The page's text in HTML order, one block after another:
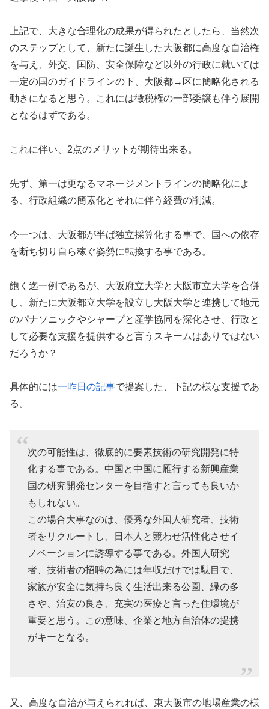
上記で、大きな合理化の成果が得られたとしたら、当然次
のステップとして、新たに誕生した大阪都に高度な自治権
を与え、外交、国防、安全保障など以外の行政に就いては
一定の国のガイドラインの下、大阪都→区に簡略化される
動きになると思う。これには徴税権の一部委譲も伴う展開
となるはずである。
これに伴い、2点のメリットが期待出来る。
先ず、第一は更なるマネージメントラインの簡略化によ
る、行政組織の簡素化とそれに伴う経費の削減。
今一つは、大阪都が半ば独立採算化する事で、国への依存
を断ち切り自ら稼ぐ姿勢に転換する事である。
飽く迄一例であるが、大阪府立大学と大阪市立大学を合併
し、新たに大阪都立大学を設立し大阪大学と連携して地元
のパナソニックやシャープと産学協同を深化させ、行政と
して必要な支援を提供すると言うスキームはありではない
だろうか？
具体的には一昨日の記事で提案した、下記の様な支援であ
る。
次の可能性は、徹底的に要素技術の研究開発に特
化する事である。中国と中国に雁行する新興産業
国の研究開発センターを目指すと言っても良いか
もしれない。
この場合大事なのは、優秀な外国人研究者、技術
者をリクルートし、日本人と競わせ活性化させイ
ノベーションに誘導する事である。外国人研究
者、技術者の招聘の為には年収だけでは駄目で、
家族が安全に気持ち良く生活出来る公園、緑の多
さや、治安の良さ、充実の医療と言った住環境が
重要と思う。この意味、企業と地方自治体の提携
がキーとなる。
又、高度な自治が与えられれば、東大阪市の地場産業の様